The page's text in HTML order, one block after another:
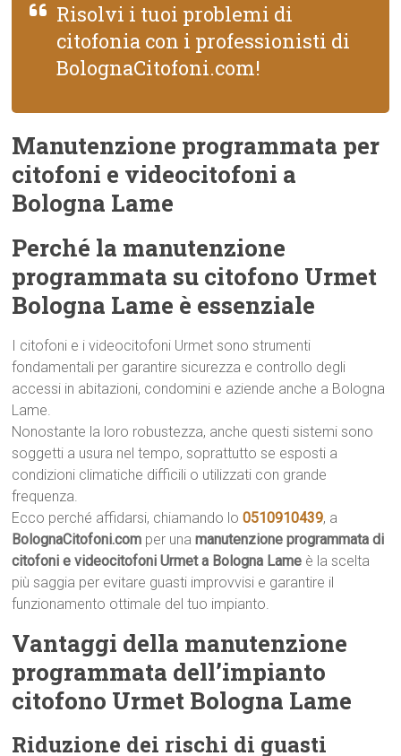
Risolvi i tuoi problemi di
citofonia con i professionisti di
BolognaCitofoni.com!
Manutenzione programmata per
citofoni e videocitofoni a
Bologna Lame
Perché la manutenzione
programmata su citofono Urmet
Bologna Lame è essenziale
I citofoni e i videocitofoni Urmet sono strumenti
fondamentali per garantire sicurezza e controllo degli
accessi in abitazioni, condomini e aziende anche a Bologna
Lame.
Nonostante la loro robustezza, anche questi sistemi sono
soggetti a usura nel tempo, soprattutto se esposti a
condizioni climatiche difficili o utilizzati con grande
frequenza.
Ecco perché affidarsi, chiamando lo0510910439, a
BolognaCitofoni.com per unamanutenzione programmata di
citofoni e videocitofoni Urmet a Bologna Lame è la scelta
più saggia per evitare guasti improvvisi e garantire il
funzionamento ottimale del tuo impianto.
Vantaggi della manutenzione
programmata dell’impianto
citofono Urmet Bologna Lame
Riduzione dei rischi di guasti